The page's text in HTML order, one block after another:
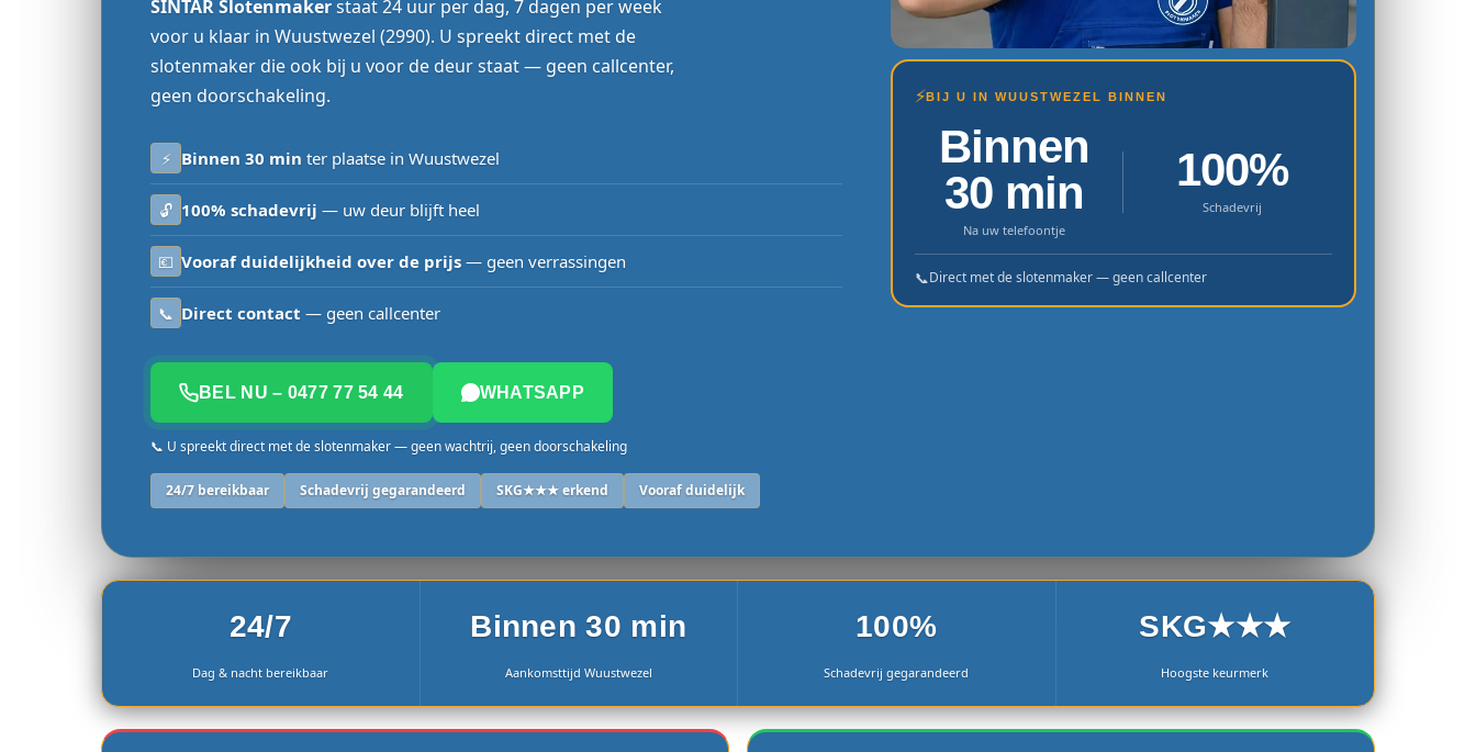
SINTAR Slotenmakerstaat 24 uur per dag, 7 dagen per week
voor u klaar in Wuustwezel (2990). U spreekt direct met de
slotenmaker die ook bij u voor de deur staat — geen callcenter,
geen doorschakeling.
⚡ Binnen 30 min ter plaatse in Wuustwezel
🔓 100% schadevrij — uw deur blijft heel
💶 Vooraf duidelijkheid over de prijs — geen verrassingen
📞 Direct contact — geen callcenter
BEL NU – 0477 77 54 44 WHATSAPP
📞 U spreekt direct met de slotenmaker — geen wachtrij, geen doorschakeling
24/7 bereikbaar Schadevrij gegarandeerd SKG★★★ erkend Vooraf duidelijk
⚡BIJ U IN WUUSTWEZEL BINNEN
Binnen
30 min
Na uw telefoontje
100%
Schadevrij
📞Direct met de slotenmaker — geen callcenter
24/7
Dag & nacht bereikbaar
Binnen 30 min
Aankomsttijd Wuustwezel
100%
Schadevrij gegarandeerd
SKG★★★
Hoogste keurmerk